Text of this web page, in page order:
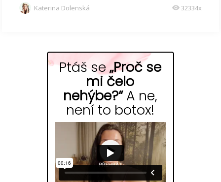
Katerina Dolenská 32334x
Ptáš se „Proč se
mi čelo
nehýbe?“A ne,
není to botox!